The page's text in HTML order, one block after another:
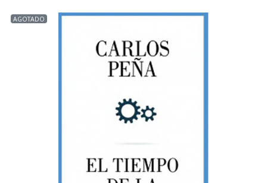
AGOTADO